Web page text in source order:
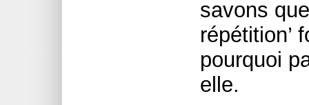
savons
répétition’
pourquoi
elle.